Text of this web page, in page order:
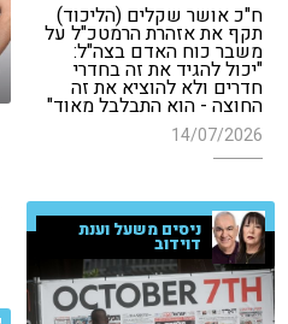
ח"כ אושר שקלים (הליכוד)
תקף את אזהרת הרמטכ"ל על
משבר כוח האדם בצה"ל:
"יכול להגיד את זה בחדרי
חדרים ולא להוציא את זה
החוצה - הוא התבלבל מאוד"
14/07/2026
ניסים משעל וענת
דוידוב